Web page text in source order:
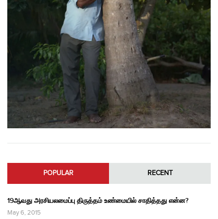
POPULAR RECENT
19ஆவது அரசியலமைப்பு திருத்தம் உண்மையில் சாதித்தது என்ன?
May 6, 2015